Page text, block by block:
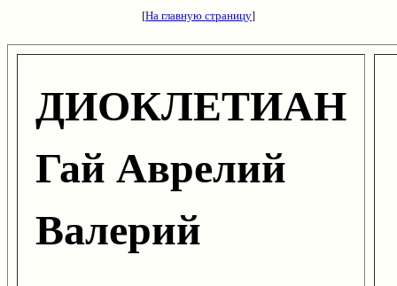
[На главную страницу]
ДИОКЛЕТИАН
Гай Аврелий
Валерий